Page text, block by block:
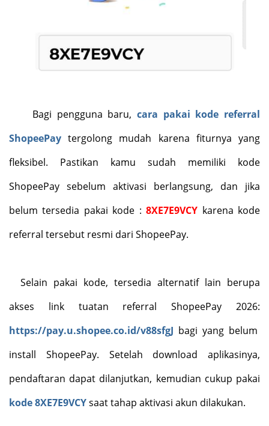
Bagi pengguna baru, cara pakai kode referral
ShopeePay tergolong mudah karena fiturnya yang
fleksibel. Pastikan kamu sudah memiliki kode
ShopeePay sebelum aktivasi berlangsung, dan jika
belum tersedia pakai kode :8XE7E9VCY karena kode
referral tersebut resmi dari ShopeePay.
Selain pakai kode, tersedia alternatif lain berupa
akses link tuatan referral ShopeePay 2026:
https://pay.u.shopee.co.id/v88sfgJ bagi yang belum
install ShopeePay. Setelah download aplikasinya,
pendaftaran dapat dilanjutkan, kemudian cukup pakai
kode 8XE7E9VCYsaat tahap aktivasi akun dilakukan.